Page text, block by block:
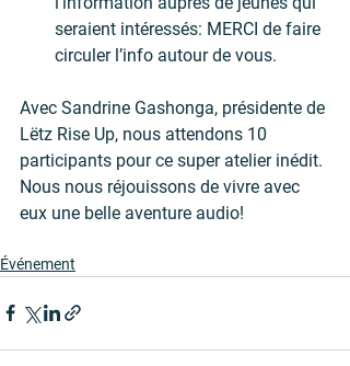
seraient intéressés: MERCI de faire
circuler l’info autour de vous.
Avec Sandrine Gashonga, présidente de
Lëtz Rise Up, nous attendons 10
participants pour ce super atelier inédit.
Nous nous réjouissons de vivre avec
eux une belle aventure audio!
Événement